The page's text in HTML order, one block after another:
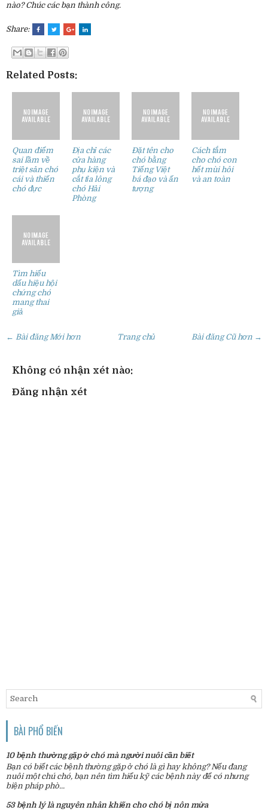
nào? Chúc các bạn thành công.
Share:
Related Posts:
Quan điểm
sai lầm về
triệt sản chó
cái và thiến
chó đực
Địa chỉ các
cửa hàng
phụ kiện và
cắt tỉa lông
chó Hải
Phòng
Đặt tên cho
chó bằng
Tiếng Việt
bá đạo và ấn
tượng
Cách tắm
cho chó con
hết mùi hôi
và an toàn
Tìm hiểu
dấu hiệu hội
chứng chó
mang thai
giả
← Bài đăng Mới hơn Bài đăng Cũ hơn →
Trang chủ
Không có nhận xét nào:
Đăng nhận xét
BÀI PHỔ BIẾN
10 bệnh thường gặp ở chó mà người nuôi cần biết
Bạn có biết các bệnh thường gặp ở chó là gì hay không? Nếu đang
nuôi một chú chó, bạn nên tìm hiểu kỹ các bệnh này để có nhưng
biện pháp phò...
53 bệnh lý là nguyên nhân khiến cho chó bị nôn mửa